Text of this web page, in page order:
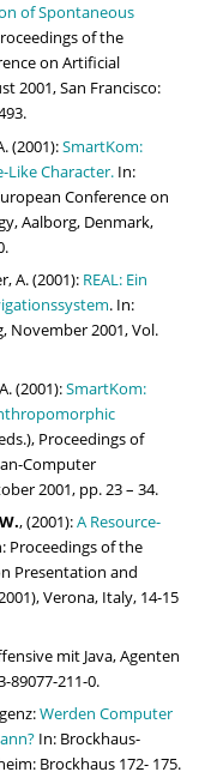
of Spontaneous
of the
on Artificial
2001, San Francisco:
(2001):SmartKom:
Character. In:
Conference on
Aalborg, Denmark,
A. (2001): REAL: Ein
. In:
November 2001, Vol.
(2001):SmartKom:
Proceedings of
Computer
2001, pp. 23 – 34.
, (2001):A Resource-
Proceedings of the
Presentation and
Verona, Italy, 14-15
mit Java, Agenten
89077-211-0.
Werden Computer
In: Brockhaus-
Brockhaus 172- 175.